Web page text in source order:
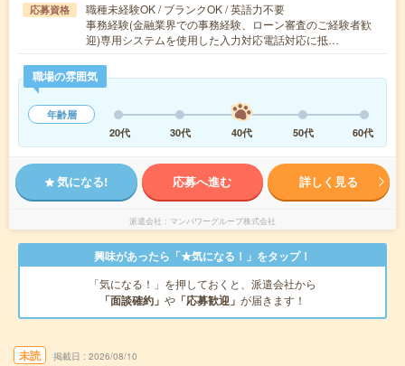
応募資格
職種未経験OK / ブランクOK / 英語力不要
事務経験(金融業界での事務経験、ローン審査のご経験者歓
迎)専用システムを使用した入力対応電話対応に抵…
職場の雰囲気
年齢層
20代
30代 40代 50代 60代
気になる! 応募へ進む 詳しく見る
派遣会社 マンパワーグループ株式会社
興味があったら「★気になる！」をタップ！
「気になる！」を押しておくと、派遣会社から
「面談確約」 や 「応募歓迎」 が届きます！
未読 掲載日 2026/08/10